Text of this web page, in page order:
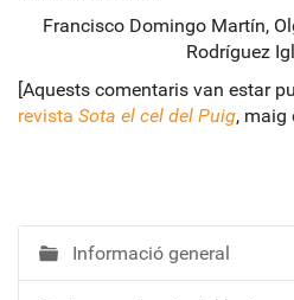
Francisco Domingo Martín,
Rodríguez
[Aquests comentaris van estar
revista Sota el cel del Puig, maig
N
a
Informació general